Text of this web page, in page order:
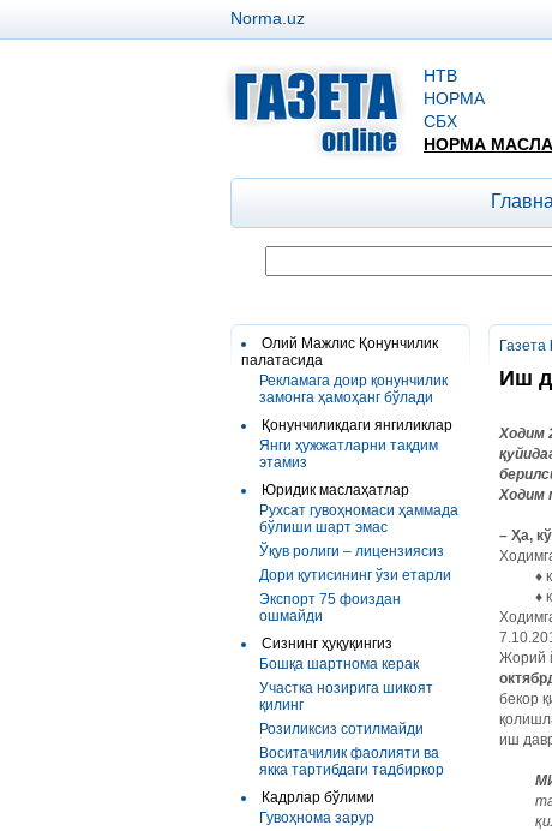
Norma.uz
НТВ
НОРМА
СБХ
НОРМА
Олий Мажлис Қонунчилик
палатасида
Рекламага доир қонунчилик
замонга ҳамоҳанг бўлади
Қонунчиликдаги янгиликлар
Янги ҳужжатларни тақдим
этамиз
Юридик маслаҳатлар
Рухсат гувоҳномаси ҳаммада
бўлиши шарт эмас
Ўқув ролиги – лицензиясиз
Дори қутисининг ўзи етарли
Экспорт 75 фоиздан
ошмайди
Сизнинг ҳуқуқингиз
Бошқа шартнома керак
Участка нозирига шикоят
қилинг
Розиликсиз сотилмайди
Воситачилик фаолияти ва
якка тартибдаги тадбиркор
Кадрлар бўлими
Гувоҳнома зарур
Газета
Иш
Ходим
Ходим
– Ҳа,
♦
♦
Жорий
бекор
иш